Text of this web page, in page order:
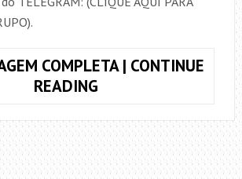
COMPLETA | CONTINUE
READINGTOQUE
O
SOL,
JOTA